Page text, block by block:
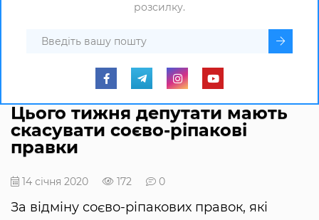
розсилку.
Цього тижня депутати мають
скасувати соєво-ріпакові
правки
14 січня 2020 172 0
За відміну соєво-ріпакових правок, які